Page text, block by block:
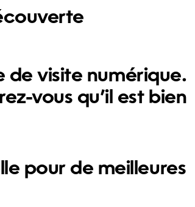
de visite numérique.
vous qu’il est bien
pour de meilleures